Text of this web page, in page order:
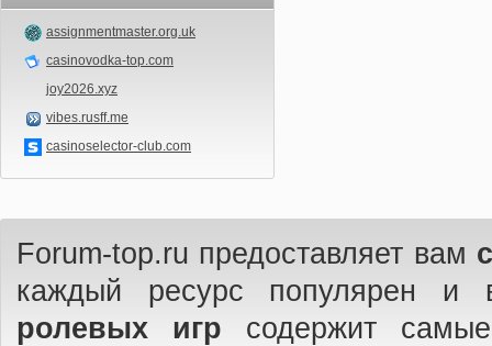
assignmentmaster.org.uk
casinovodka-top.com
joy2026.xyz
vibes.rusff.me
casinoselector-club.com
Forum-top.ru предоставляет вам
каждый ресурс популярен
ролевых игр содержит